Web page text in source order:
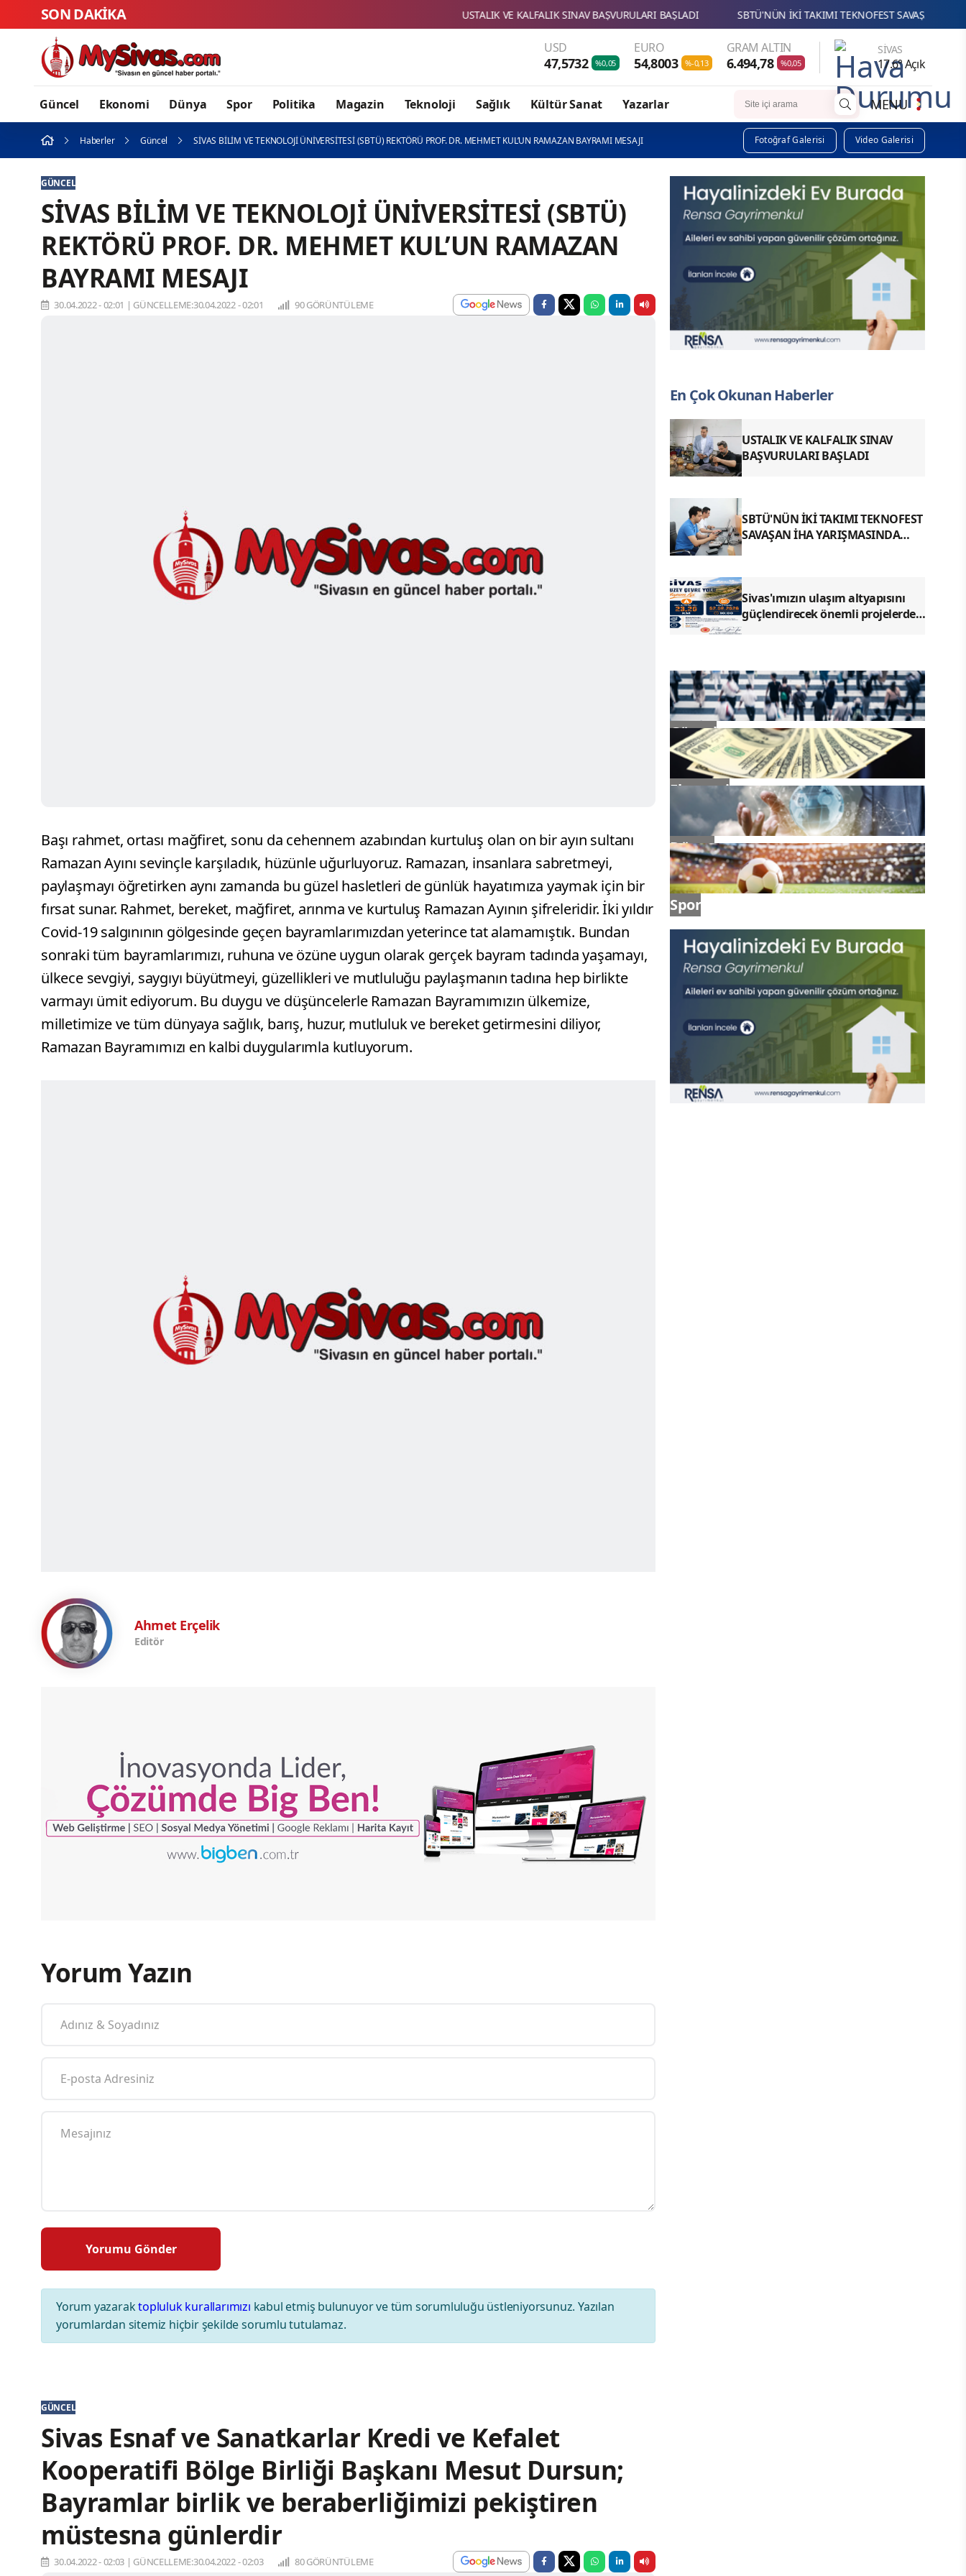
SON DAKİKA USTALIK VE KALFALIK SINAV BAŞVURULARI BAŞLADI SBTÜ'NÜN İKİ TAKIMI TEKNOFEST SAVAŞAN İHA YARIŞMASINDA
USD
47,5732 %0,05
EURO
54,8003 %-0,13
GRAM ALTIN
6.494,78 %0,05
SIVAS
17.6° Açık
Güncel Ekonomi Dünya Spor Politika Magazin Teknoloji Sağlık Kültür Sanat Yazarlar MENU
Haberler Güncel SİVAS BİLİM VE TEKNOLOJİ ÜNİVERSİTESİ (SBTÜ) REKTÖRÜ PROF. DR. MEHMET KUL’UN RAMAZAN BAYRAMI MESAJI Fotoğraf Galerisi Video Galerisi
GÜNCEL
SİVAS BİLİM VE TEKNOLOJİ ÜNİVERSİTESİ (SBTÜ)
REKTÖRÜ PROF. DR. MEHMET KUL’UN RAMAZAN
BAYRAMI MESAJI
30.04.2022 - 02:01 | GÜNCELLEME:30.04.2022 - 02:01 90 GÖRÜNTÜLEME
Başı rahmet, ortası mağfiret, sonu da cehennem azabından kurtuluş olan on bir ayın sultanı
Ramazan Ayını sevinçle karşıladık, hüzünle uğurluyoruz. Ramazan, insanlara sabretmeyi,
paylaşmayı öğretirken aynı zamanda bu güzel hasletleri de günlük hayatımıza yaymak için bir
fırsat sunar. Rahmet, bereket, mağfiret, arınma ve kurtuluş Ramazan Ayının şifreleridir. İki yıldır
Covid-19 salgınının gölgesinde geçen bayramlarımızdan yeterince tat alamamıştık. Bundan
sonraki tüm bayramlarımızı, ruhuna ve özüne uygun olarak gerçek bayram tadında yaşamayı,
ülkece sevgiyi, saygıyı büyütmeyi, güzellikleri ve mutluluğu paylaşmanın tadına hep birlikte
varmayı ümit ediyorum. Bu duygu ve düşüncelerle Ramazan Bayramımızın ülkemize,
milletimize ve tüm dünyaya sağlık, barış, huzur, mutluluk ve bereket getirmesini diliyor,
Ramazan Bayramımızı en kalbi duygularımla kutluyorum.
Ahmet Erçelik
Editör
Yorum Yazın
Yorum yazaraktopluluk kurallarımızı kabul etmiş bulunuyor ve tüm sorumluluğu üstleniyorsunuz. Yazılan
yorumlardan sitemiz hiçbir şekilde sorumlu tutulamaz.
GÜNCEL
Sivas Esnaf ve Sanatkarlar Kredi ve Kefalet
Kooperatifi Bölge Birliği Başkanı Mesut Dursun;
Bayramlar birlik ve beraberliğimizi pekiştiren
müstesna günlerdir
30.04.2022 - 02:03 | GÜNCELLEME:30.04.2022 - 02:03 80 GÖRÜNTÜLEME
En Çok Okunan Haberler
USTALIK VE KALFALIK SINAV
BAŞVURULARI BAŞLADI
SBTÜ'NÜN İKİ TAKIMI TEKNOFEST
SAVAŞAN İHA YARIŞMASINDA
Sivas'ımızın ulaşım altyapısını
güçlendirecek önemli projelerden
Güncel
Ekonomi
Dünya
Spor